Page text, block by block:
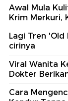
Awal Mula
Krim Merkuri,
Lagi Tren 'Old
cirinya
Viral Wanita
Dokter
Cara